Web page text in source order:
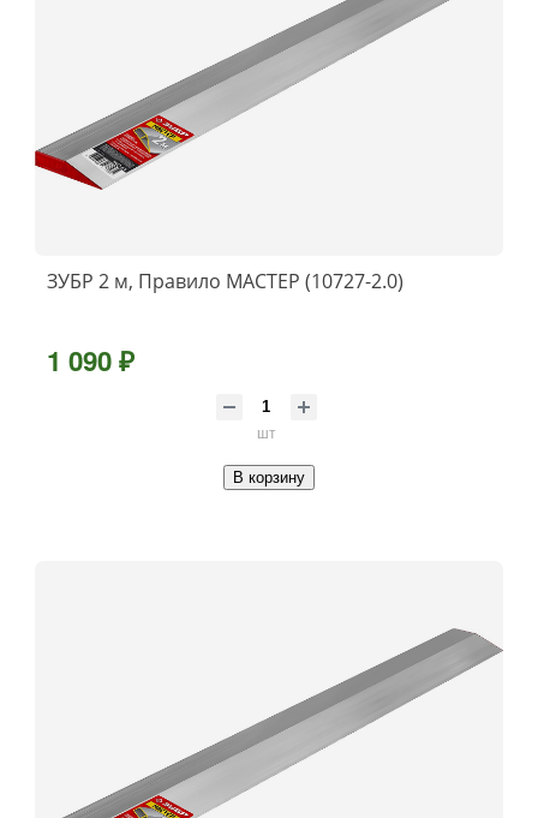
ЗУБР 2 м, Правило МАСТЕР (10727-2.0)
1 090 ₽
шт
В корзину